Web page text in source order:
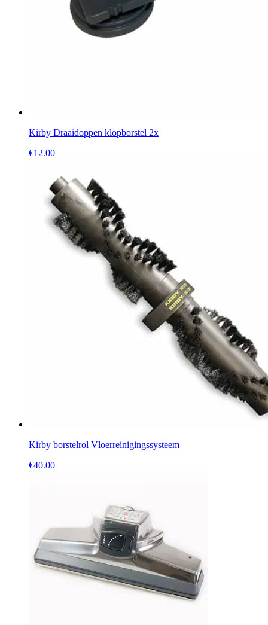
Kirby Draaidoppen klopborstel 2x
€12.00
Kirby borstelrol Vloerreinigingssysteem
€40.00